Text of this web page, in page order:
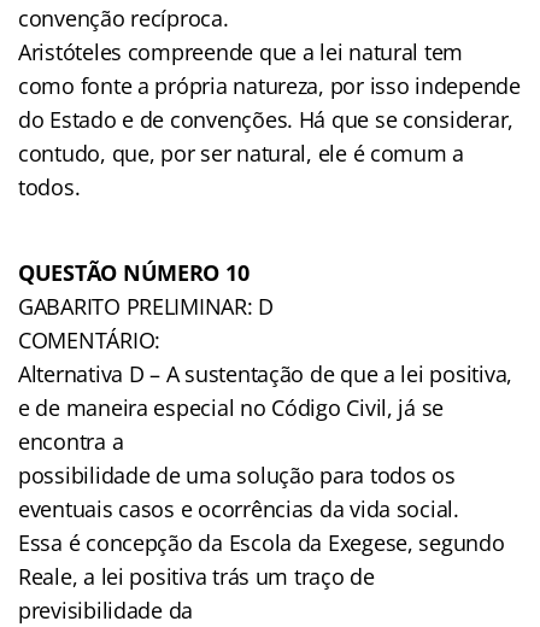
convenção recíproca.
Aristóteles compreende que a lei natural tem
como fonte a própria natureza, por isso independe
do Estado e de convenções. Há que se considerar,
contudo, que, por ser natural, ele é comum a
todos.
QUESTÃO NÚMERO 10
GABARITO PRELIMINAR: D
COMENTÁRIO:
Alternativa D – A sustentação de que a lei positiva,
e de maneira especial no Código Civil, já se
encontra a
possibilidade de uma solução para todos os
eventuais casos e ocorrências da vida social.
Essa é concepção da Escola da Exegese, segundo
Reale, a lei positiva trás um traço de
previsibilidade da